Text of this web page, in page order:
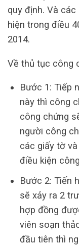
quy định. Và
hiện trong điều
2014.
Về thủ tục công
Bước 1: Tiếp
này thì công
công chứng
người công
các giấy tờ
điều kiện
Bước 2: Tiến
sẽ xảy ra 2
hợp đồng
viên soạn
đầu tiên thì